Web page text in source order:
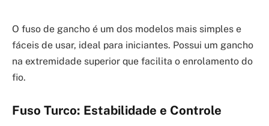
O fuso de gancho é um dos modelos mais simples e
fáceis de usar, ideal para iniciantes. Possui um gancho
na extremidade superior que facilita o enrolamento do
fio.
Fuso Turco: Estabilidade e Controle